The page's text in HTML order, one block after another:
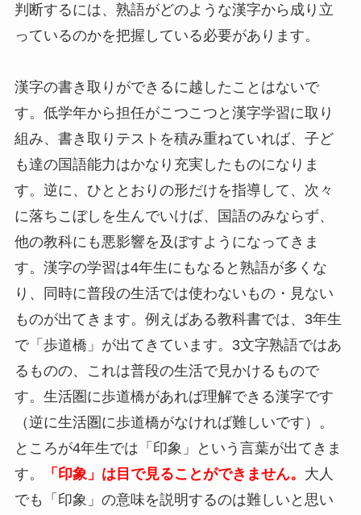
判断するには、熟語がどのような漢字から成り立
っているのかを把握している必要があります。
漢字の書き取りができるに越したことはないで
す。低学年から担任がこつこつと漢字学習に取り
組み、書き取りテストを積み重ねていれば、子ど
も達の国語能力はかなり充実したものになりま
す。逆に、ひととおりの形だけを指導して、次々
に落ちこぼしを生んでいけば、国語のみならず、
他の教科にも悪影響を及ぼすようになってきま
す。漢字の学習は4年生にもなると熟語が多くな
り、同時に普段の生活では使わないもの・見ない
ものが出てきます。例えばある教科書では、3年生
で「歩道橋」が出てきています。3文字熟語ではあ
るものの、これは普段の生活で見かけるもので
す。生活圏に歩道橋があれば理解できる漢字です
（逆に生活圏に歩道橋がなければ難しいです）。
ところが4年生では「印象」という言葉が出てきま
す。
「印象」は目で見ることができません。 大人
でも「印象」の意味を説明するのは難しいと思い